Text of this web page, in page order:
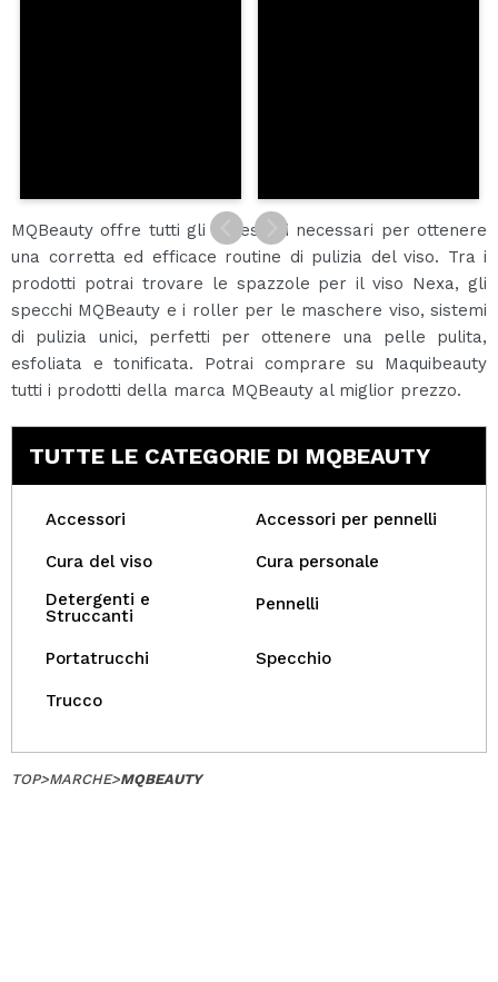
MQBeauty offre tutti gli accessori necessari per ottenere
una corretta ed efficace routine di pulizia del viso. Tra i
prodotti potrai trovare le spazzole per il viso Nexa, gli
specchi MQBeauty e i roller per le maschere viso, sistemi
di pulizia unici, perfetti per ottenere una pelle pulita,
esfoliata e tonificata. Potrai comprare su Maquibeauty
tutti i prodotti della marca MQBeauty al miglior prezzo.
TUTTE LE CATEGORIE DI MQBEAUTY
Accessori Accessori per pennelli
Cura del viso
Cura personale
Detergenti e
Struccanti
Pennelli
Portatrucchi Specchio
Trucco
TOP>MARCHE>MQBEAUTY